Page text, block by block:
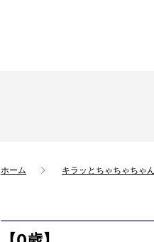
ホーム キラッとちゃちゃちゃ